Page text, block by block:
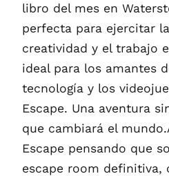
libro del mes en
perfecta para ejercitar
creatividad y el trabajo
ideal para los amantes
tecnología y los
Escape. Una aventura
que cambiará el
Escape pensando que
escape room definitiva,